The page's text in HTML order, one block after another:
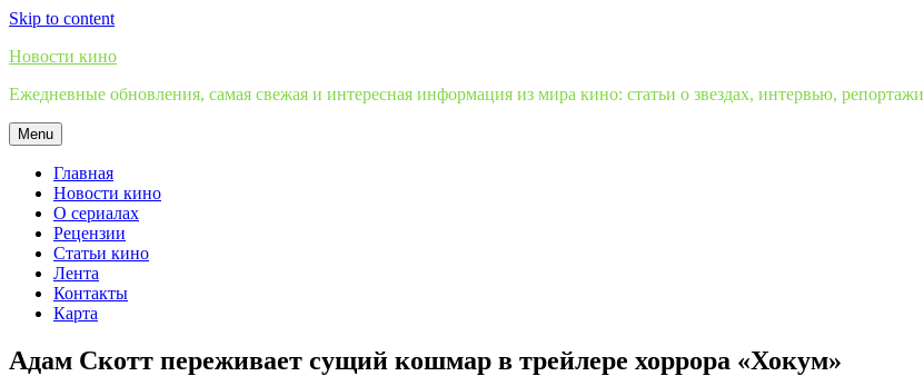
Skip to content
Новости кино
Ежедневные обновления, самая свежая и интересная информация из мира кино: статьи о звездах, интервью, репортажи
Menu
Главная
Новости кино
О сериалах
Рецензии
Статьи кино
Лента
Контакты
Карта
Адам Скотт переживает сущий кошмар в трейлере хоррора «Хокум»